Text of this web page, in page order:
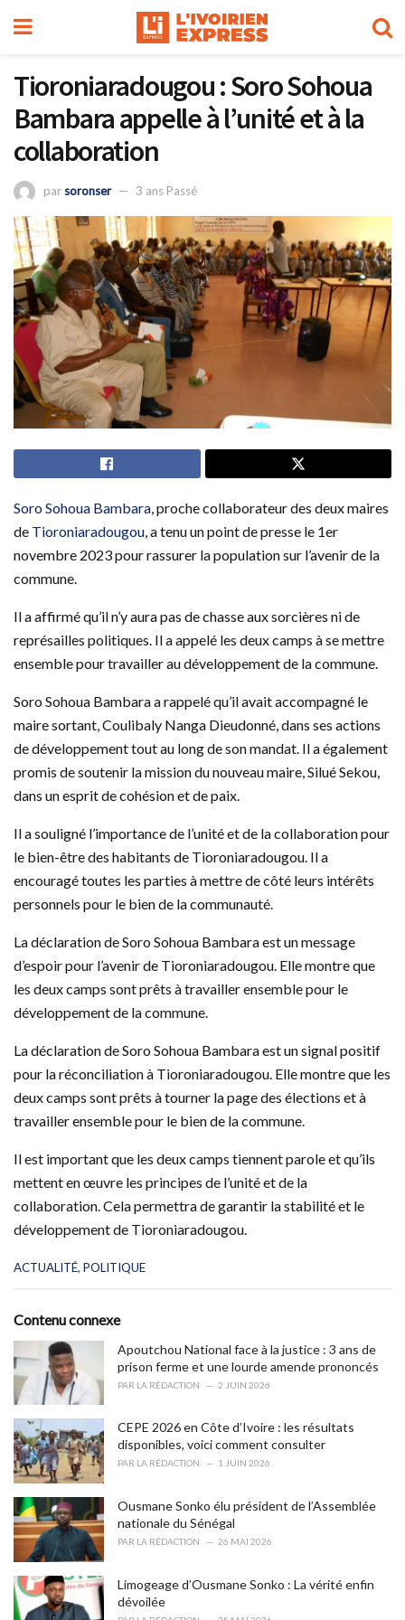
Tioroniaradougou : Soro Sohoua
Bambara appelle à l’unité et à la
collaboration
par soronser 3 ans Passé
Soro Sohoua Bambara, proche collaborateur des deux maires
de Tioroniaradougou, a tenu un point de presse le 1er
novembre 2023 pour rassurer la population sur l’avenir de la
commune.
Il a affirmé qu’il n’y aura pas de chasse aux sorcières ni de
représailles politiques. Il a appelé les deux camps à se mettre
ensemble pour travailler au développement de la commune.
Soro Sohoua Bambara a rappelé qu’il avait accompagné le
maire sortant, Coulibaly Nanga Dieudonné, dans ses actions
de développement tout au long de son mandat. Il a également
promis de soutenir la mission du nouveau maire, Silué Sekou,
dans un esprit de cohésion et de paix.
Il a souligné l’importance de l’unité et de la collaboration pour
le bien-être des habitants de Tioroniaradougou. Il a
encouragé toutes les parties à mettre de côté leurs intérêts
personnels pour le bien de la communauté.
La déclaration de Soro Sohoua Bambara est un message
d’espoir pour l’avenir de Tioroniaradougou. Elle montre que
les deux camps sont prêts à travailler ensemble pour le
développement de la commune.
La déclaration de Soro Sohoua Bambara est un signal positif
pour la réconciliation à Tioroniaradougou. Elle montre que les
deux camps sont prêts à tourner la page des élections et à
travailler ensemble pour le bien de la commune.
Il est important que les deux camps tiennent parole et qu’ils
mettent en œuvre les principes de l’unité et de la
collaboration. Cela permettra de garantir la stabilité et le
développement de Tioroniaradougou.
C
e
r
e
:
ACTUALITÉ, POLITIQUE
Contenu connexe
Apoutchou National face à la justice : 3 ans de
prison ferme et une lourde amende prononcés
PAR LA RÉDACTION 2 JUIN 2026
CEPE 2026 en Côte d’Ivoire : les résultats
disponibles, voici comment consulter
PAR LA RÉDACTION 1 JUIN 2026
Ousmane Sonko élu président de l’Assemblée
nationale du Sénégal
PAR LA RÉDACTION 26 MAI 2026
Limogeage d’Ousmane Sonko : La vérité enfin
dévoilée